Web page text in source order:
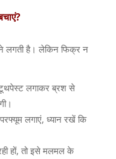
?
लगती है। लेकिन फिक्र न
लगाकर ब्रश से
लगाएं, ध्यान रखें कि
हों, तो इसे मलमल के